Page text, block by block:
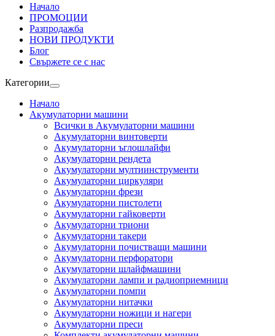
Начало
ПРОМОЦИИ
Разпродажба
НОВИ ПРОДУКТИ
Блог
Свържете се с нас
Категории
Начало
Акумулаторни машини
Всички в Акумулаторни машини
Акумулаторни винтоверти
Акумулаторни ъглошлайфи
Акумулаторни рендета
Акумулаторни мултиинструменти
Акумулаторни циркуляри
Акумулаторни фрези
Акумулаторни пистолети
Акумулаторни гайковерти
Акумулаторни триони
Акумулаторни такери
Акумулаторни почистващи машини
Акумулаторни перфоратори
Акумулаторни шлайфмашини
Акумулаторни лампи и радиоприемници
Акумулаторни помпи
Акумулаторни нитачки
Акумулаторни ножици и нагери
Акумулаторни преси